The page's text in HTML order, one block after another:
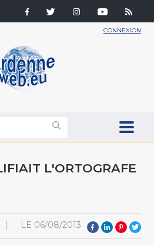
CONNEXION
L'ORTOGRAFE
LE 06/08/2013